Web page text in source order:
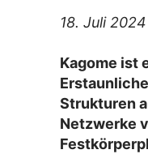
18. Juli 2024
Kagome ist
Strukturen
Netzwerke